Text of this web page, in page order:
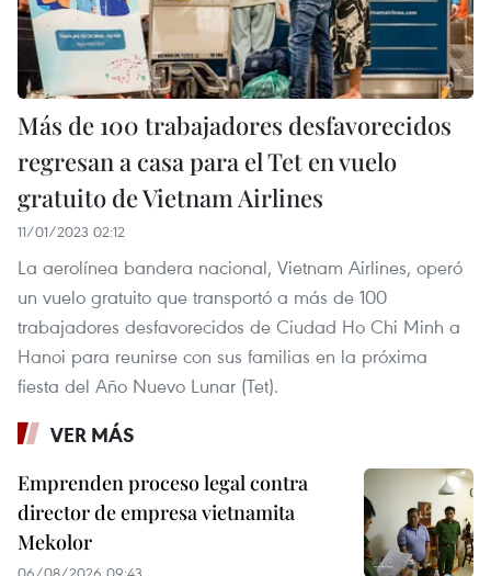
Más de 100 trabajadores desfavorecidos
regresan a casa para el Tet en vuelo
gratuito de Vietnam Airlines
11/01/2023 02:12
La aerolínea bandera nacional, Vietnam Airlines, operó
un vuelo gratuito que transportó a más de 100
trabajadores desfavorecidos de Ciudad Ho Chi Minh a
Hanoi para reunirse con sus familias en la próxima
fiesta del Año Nuevo Lunar (Tet).
VER MÁS
Emprenden proceso legal contra
director de empresa vietnamita
Mekolor